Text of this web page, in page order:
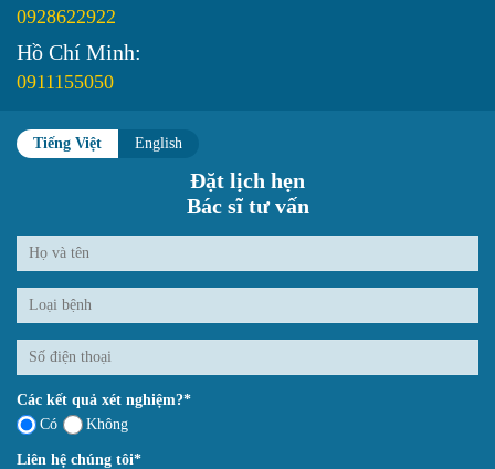
0928622922
Hồ Chí Minh:
0911155050
Tiếng Việt English
Đặt lịch hẹn
Bác sĩ tư vấn
Các kết quả xét nghiệm?*
Có
Không
Liên hệ chúng tôi*